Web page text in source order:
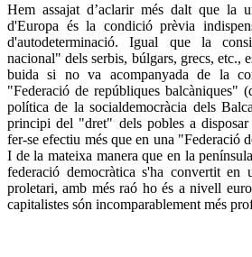
Hem assajat d’aclarir més dalt que la
d'Europa és la condició prèvia
d'autodeterminació. Igual que la
nacional" dels serbis, búlgars, grecs, etc.,
buida si no va acompanyada de la
"Federació de repúbliques balcàniques"
política de la socialdemocràcia dels
principi del "dret" dels pobles a
fer-se efectiu més que en una "Federació
I de la mateixa manera que en la
federació democràtica s'ha convertit en
proletari, amb més raó ho és a nivell
capitalistes són incomparablement més